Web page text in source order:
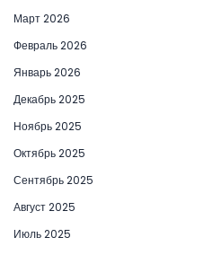
Март 2026
Февраль 2026
Январь 2026
Декабрь 2025
Ноябрь 2025
Октябрь 2025
Сентябрь 2025
Август 2025
Июль 2025